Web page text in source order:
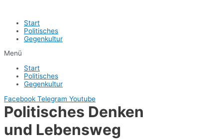
Start
Politisches
Gegenkultur
Menü
Start
Politisches
Gegenkultur
Facebook Telegram Youtube
Politisches Denken
und Lebensweg